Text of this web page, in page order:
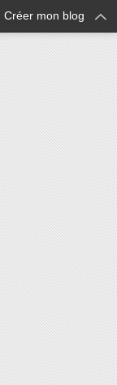
Créer mon blog